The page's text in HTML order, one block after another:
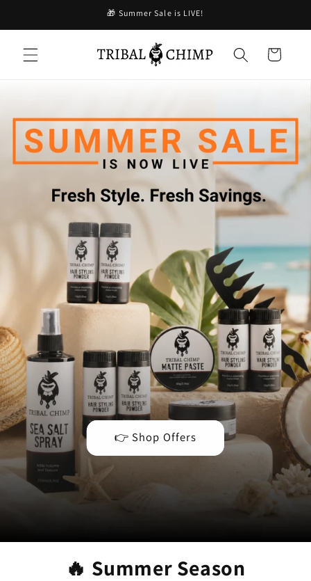
進む
🎁 Summer Sale is LIVE!
ー
👉 Shop Offers
🔥 Summer Season